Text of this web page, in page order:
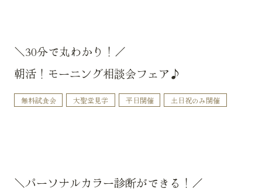
＼30分で丸わかり！／
朝活！モーニング相談会フェア♪
無料試食会 大聖堂見学 平日開催 土日祝のみ開催
＼パーソナルカラー診断ができる！／